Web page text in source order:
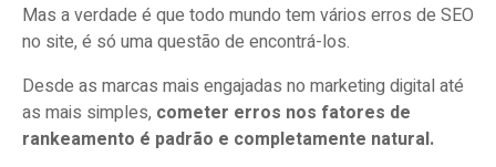
Mas a verdade é que todo mundo tem vários erros de SEO
no site, é só uma questão de encontrá-los.
Desde as marcas mais engajadas no marketing digital até
as mais simples, cometer erros nos fatores de
rankeamento é padrão e completamente natural.